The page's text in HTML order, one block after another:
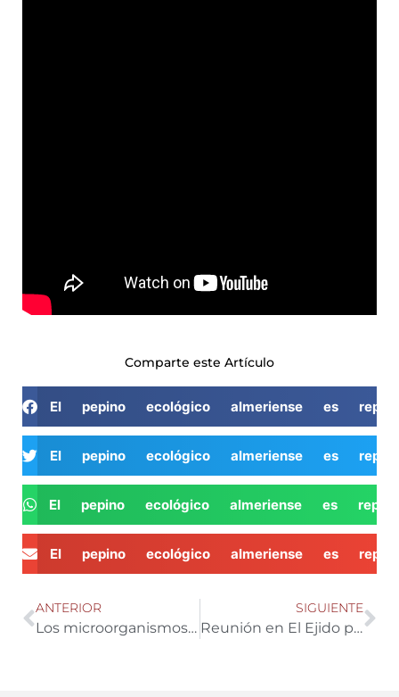
Comparte este Artículo
El pepino ecológico almeriense es
El pepino ecológico almeriense es
El pepino ecológico almeriense es
El pepino ecológico almeriense es
ANTERIOR
Los microorganismos no dejan de sorprenderme…
SIGUIENTE
Reunión en El Ejido para intercambiar conocimientos sobre el cultivo in vitro en tejidos vegetales